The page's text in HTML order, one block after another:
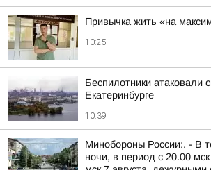
Привычка жить «на
10:25
Беспилотники атаковали
Екатеринбурге
10:39
Минобороны России:. - В
ночи, в период с 20.00